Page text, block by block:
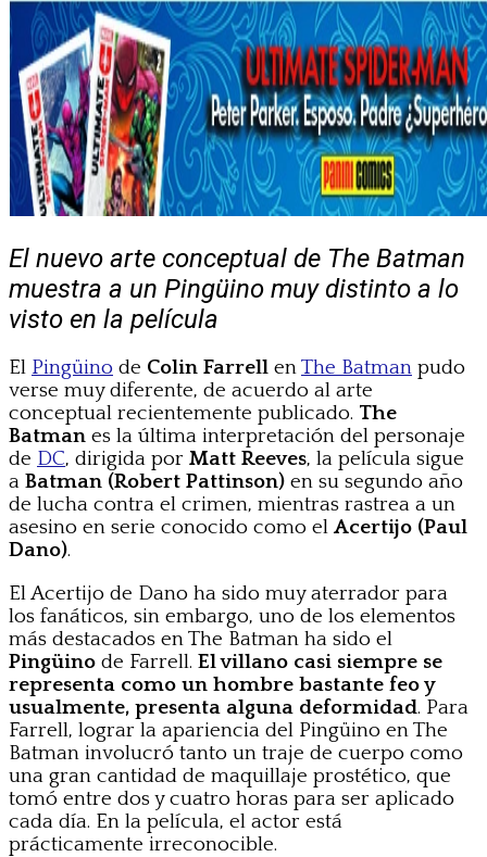
El nuevo arte conceptual de The Batman
muestra a un Pingüino muy distinto a lo
visto en la película
El Pingüino de Colin Farrell enThe Batman pudo
verse muy diferente, de acuerdo al arte
conceptual recientemente publicado. The
Batman es la última interpretación del personaje
de DC, dirigida por Matt Reeves, la película sigue
a Batman (Robert Pattinson) en su segundo año
de lucha contra el crimen, mientras rastrea a un
asesino en serie conocido como el Acertijo (Paul
Dano).
El Acertijo de Dano ha sido muy aterrador para
los fanáticos, sin embargo, uno de los elementos
más destacados en The Batman ha sido el
Pingüino de Farrell. El villano casi siempre se
representa como un hombre bastante feo y
usualmente, presenta alguna deformidad. Para
Farrell, lograr la apariencia del Pingüino en The
Batman involucró tanto un traje de cuerpo como
una gran cantidad de maquillaje prostético, que
tomó entre dos y cuatro horas para ser aplicado
cada día. En la película, el actor está
prácticamente irreconocible.